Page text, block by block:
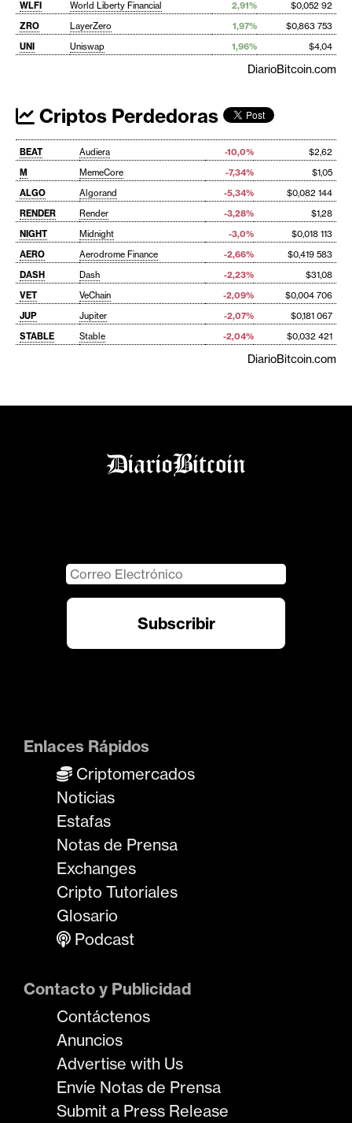
WLFI World Liberty Financial 2,91%
$0,052 92
ZRO
LayerZero 1,97%
$0,863 753
UNI
Uniswap 1,96% $4,04
DiarioBitcoin.com
Criptos Perdedoras
BEAT Audiera -10,0%
$2,62
M
MemeCore -7,34%
$1,05
ALGO
Algorand -5,34%
$0,082 144
RENDER
Render -3,28%
$1,28
NIGHT
Midnight -3,0%
$0,018 113
AERO
Aerodrome Finance -2,66%
$0,419 583
DASH
Dash -2,23%
$31,08
VET
VeChain -2,09%
$0,004 706
JUP
Jupiter -2,07%
$0,181 067
STABLE
Stable -2,04% $0,032 421
DiarioBitcoin.com
Enlaces Rápidos
Criptomercados
Noticias
Estafas
Notas de Prensa
Exchanges
Cripto Tutoriales
Glosario
Podcast
Contacto y Publicidad
Contáctenos
Anuncios
Advertise with Us
Envíe Notas de Prensa
Submit a Press Release